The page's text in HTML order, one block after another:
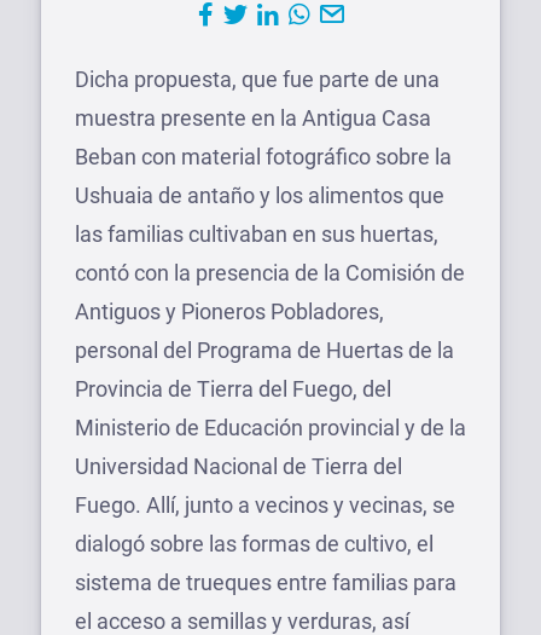
Dicha propuesta, que fue parte de una
muestra presente en la Antigua Casa
Beban con material fotográfico sobre la
Ushuaia de antaño y los alimentos que
las familias cultivaban en sus huertas,
contó con la presencia de la Comisión de
Antiguos y Pioneros Pobladores,
personal del Programa de Huertas de la
Provincia de Tierra del Fuego, del
Ministerio de Educación provincial y de la
Universidad Nacional de Tierra del
Fuego. Allí, junto a vecinos y vecinas, se
dialogó sobre las formas de cultivo, el
sistema de trueques entre familias para
el acceso a semillas y verduras, así